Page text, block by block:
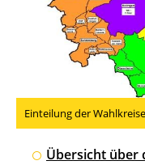
Einteilung der
Übersicht über